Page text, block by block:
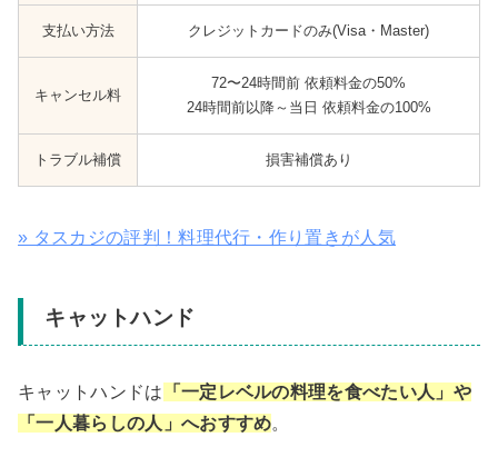
支払い方法 クレジットカードのみ(Visa・Master)
キャンセル料
72〜24時間前 依頼料金の50%
24時間前以降～当日 依頼料金の100%
トラブル補償 損害補償あり
» タスカジの評判！料理代行・作り置きが人気
キャットハンド
キャットハンドは 「一定レベルの料理を食べたい人」や
「一人暮らしの人」へおすすめ。